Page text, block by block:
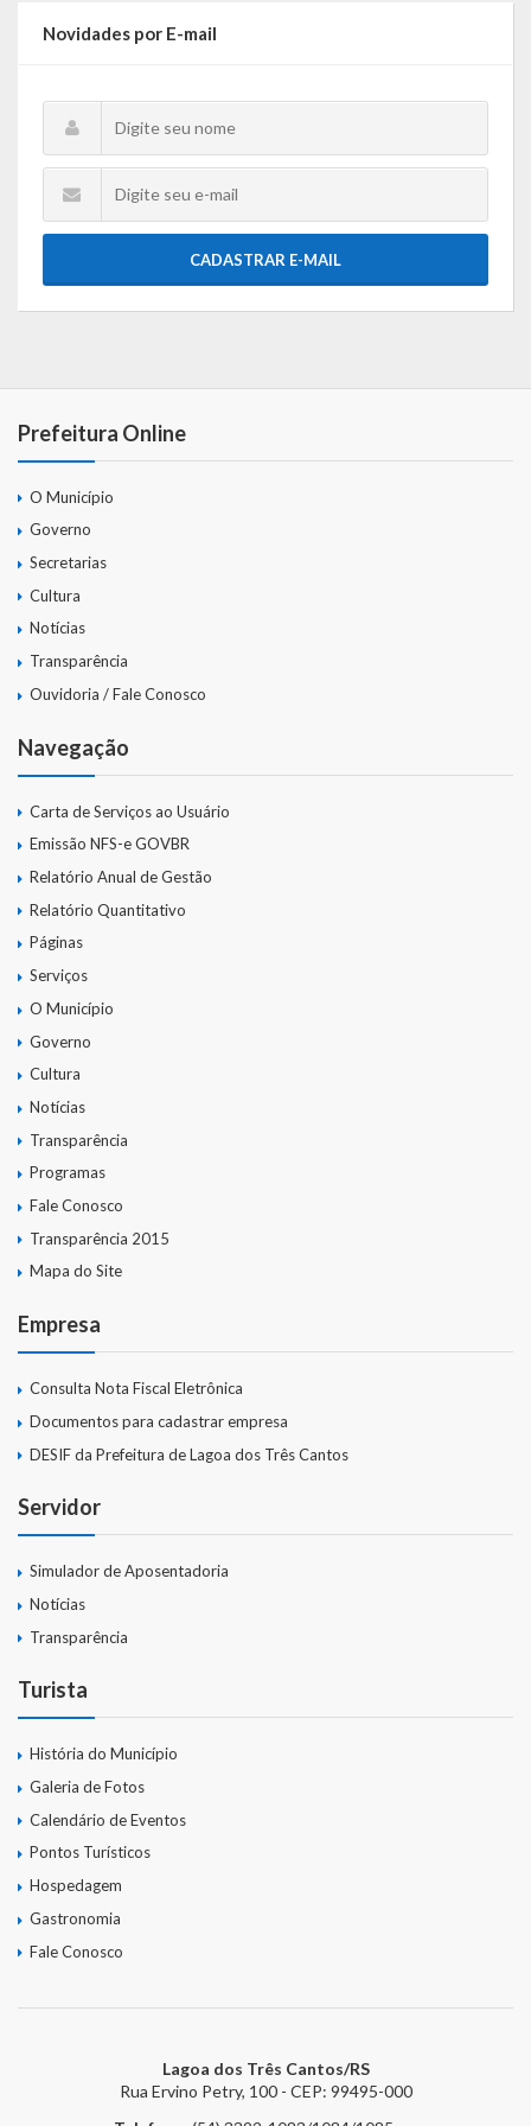
Webmail
Novidades por E-mail
CADASTRAR E-MAIL
Prefeitura Online
O Município
Governo
Secretarias
Cultura
Notícias
Transparência
Ouvidoria / Fale Conosco
Navegação
Carta de Serviços ao Usuário
Emissão NFS-e GOVBR
Relatório Anual de Gestão
Relatório Quantitativo
Páginas
Serviços
O Município
Governo
Cultura
Notícias
Transparência
Programas
Fale Conosco
Transparência 2015
Mapa do Site
Empresa
Consulta Nota Fiscal Eletrônica
Documentos para cadastrar empresa
DESIF da Prefeitura de Lagoa dos Três Cantos
Servidor
Simulador de Aposentadoria
Notícias
Transparência
Turista
História do Município
Galeria de Fotos
Calendário de Eventos
Pontos Turísticos
Hospedagem
Gastronomia
Fale Conosco
Lagoa dos Três Cantos/RS
Rua Ervino Petry, 100 - CEP: 99495-000